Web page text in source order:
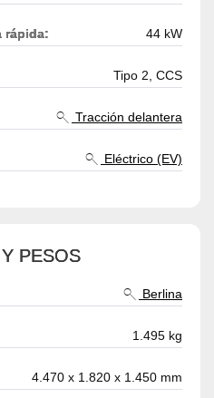
rápida: 44 kW
Tipo 2, CCS
Tracción delantera
Eléctrico (EV)
PESOS
Berlina
1.495 kg
4.470 x 1.820 x 1.450 mm